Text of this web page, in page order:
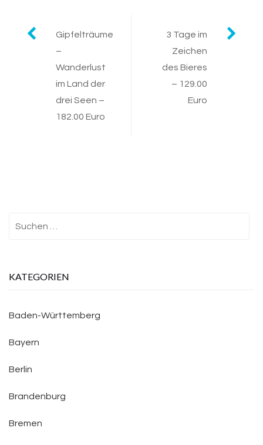
Post
navigation
Gipfelträume
–
Wanderlust
im Land der
drei Seen –
182.00 Euro
3 Tage im
Zeichen
des Bieres
– 129.00
Euro
KATEGORIEN
Baden-Württemberg
Bayern
Berlin
Brandenburg
Bremen